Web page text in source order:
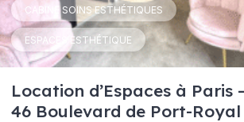
CABINE SOINS ESTHÉTIQUES
ESPACES ESTHÉTIQUE
Location d’Espaces à Paris
46 Boulevard de Port-Royal